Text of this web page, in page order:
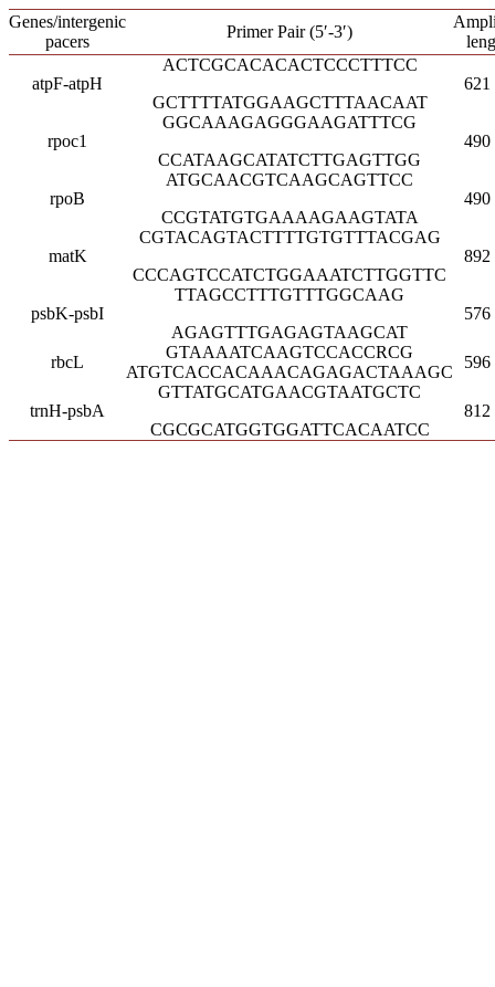
Genes/intergenic
pacers
Primer Pair (5′-3′)
atpF-atpH
ACTCGCACACACTCCCTTTCC
GCTTTTATGGAAGCTTTAACAAT
621
rpoc1
GGCAAAGAGGGAAGATTTCG
CCATAAGCATATCTTGAGTTGG
490
rpoB
ATGCAACGTCAAGCAGTTCC
CCGTATGTGAAAAGAAGTATA
490
matK
CGTACAGTACTTTTGTGTTTACGAG
CCCAGTCCATCTGGAAATCTTGGTTC
892
psbK-psbI
TTAGCCTTTGTTTGGCAAG
AGAGTTTGAGAGTAAGCAT
576
rbcL
GTAAAATCAAGTCCACCRCG
ATGTCACCACAAACAGAGACTAAAGC
596
trnH-psbA
GTTATGCATGAACGTAATGCTC
CGCGCATGGTGGATTCACAATCC
812